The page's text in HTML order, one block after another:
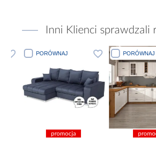
Inni Klienci sprawdzali
PORÓWNAJ
promocja
PORÓWNAJ
promocja